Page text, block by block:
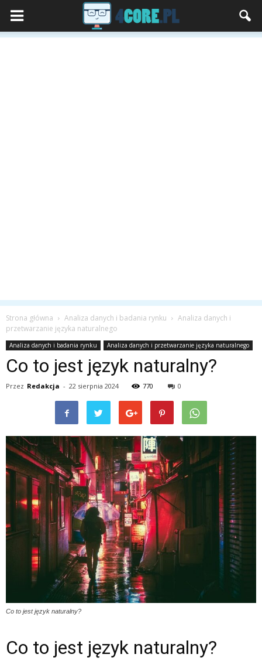
Strona główna Analiza danych i badania rynku
Analiza danych i
przetwarzanie języka naturalnego
Analiza danych i badania rynku Analiza danych i przetwarzanie języka naturalnego
Co to jest język naturalny?
Przez Redakcja - 22 sierpnia 2024 770 0
Co to jest język naturalny?
Co to jest język naturalny?